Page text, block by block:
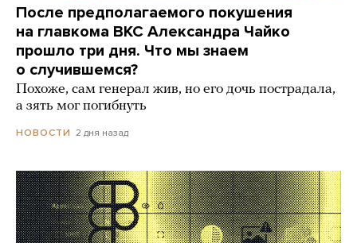
После предполагаемого покушения
на главкома ВКС Александра Чайко
прошло три дня. Что мы знаем
о случившемся?
Похоже, сам генерал жив, но его дочь пострадала,
а зять мог погибнуть
НОВОСТИ 2 дня назад